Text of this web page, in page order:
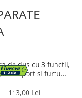
de dus cu 3 functii,
cu suport si furtun
113,00 Lei